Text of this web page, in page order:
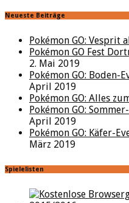
Neueste Beiträge
Pokémon GO: Vesprit
Pokémon GO Fest
2. Mai 2019
Pokémon GO: Boden-
April 2019
Pokémon GO: Alles
Pokémon GO:
April 2019
Pokémon GO: Käfer-
März 2019
Spielelisten